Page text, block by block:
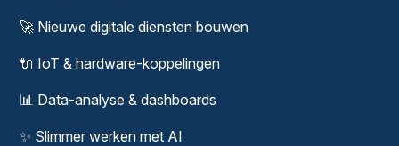
🚀 Nieuwe digitale diensten bouwen
🔌 IoT & hardware-koppelingen
📊 Data-analyse & dashboards
✨ Slimmer werken met AI